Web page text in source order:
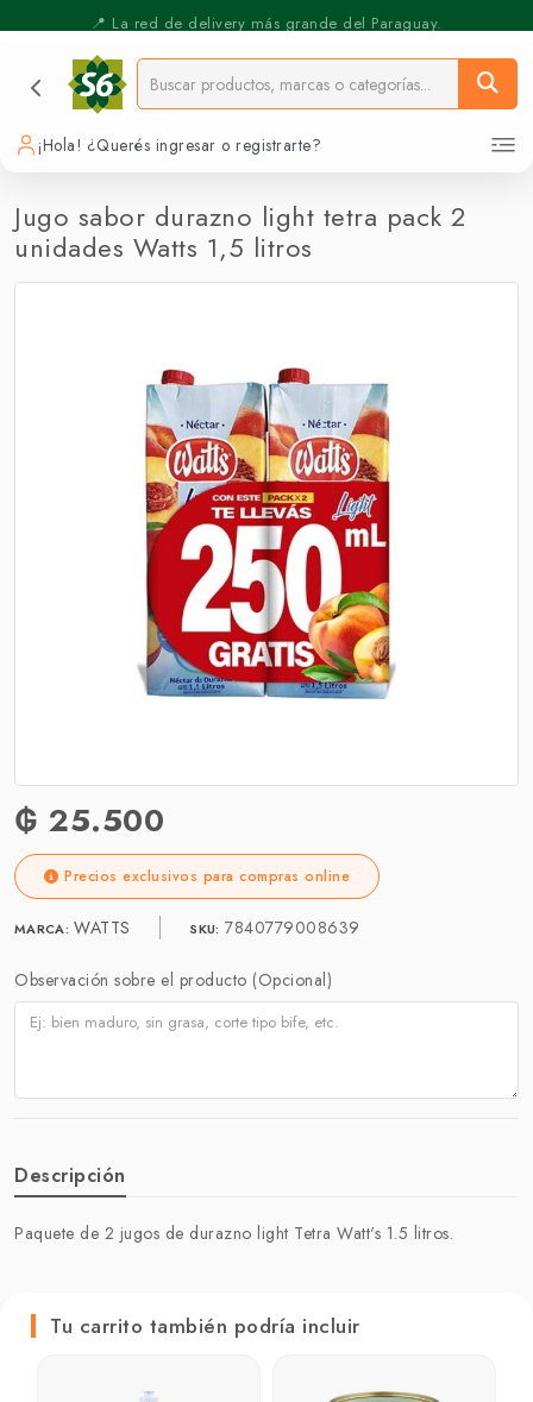
📍 La red de delivery más grande del Paraguay.
⚡️ Pickup Express - Retirás en 30 min.
¡Hola! ¿Querés ingresar o registrarte?
Jugo sabor durazno light tetra pack 2
unidades Watts 1,5 litros
₲ 25.500
Precios exclusivos para compras online
MARCA: WATTS SKU: 7840779008639
Observación sobre el producto (Opcional)
Descripción
Paquete de 2 jugos de durazno light Tetra Watt's 1.5 litros.
Tu carrito también podría incluir